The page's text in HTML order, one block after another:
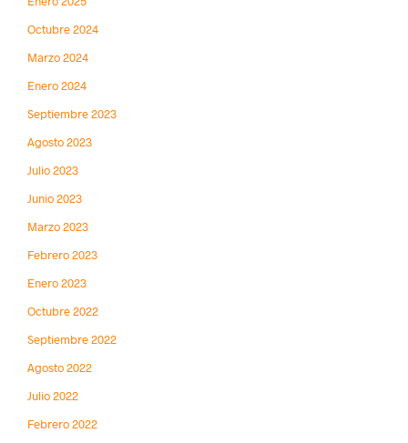
Octubre 2024
Marzo 2024
Enero 2024
Septiembre 2023
Agosto 2023
Julio 2023
Junio 2023
Marzo 2023
Febrero 2023
Enero 2023
Octubre 2022
Septiembre 2022
Agosto 2022
Julio 2022
Febrero 2022